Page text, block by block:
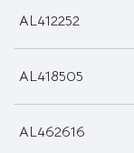
AL412252
AL418505
AL462616